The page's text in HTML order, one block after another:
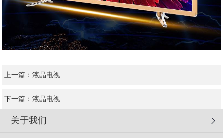
上一篇： 液晶电视
下一篇： 液晶电视
关于我们